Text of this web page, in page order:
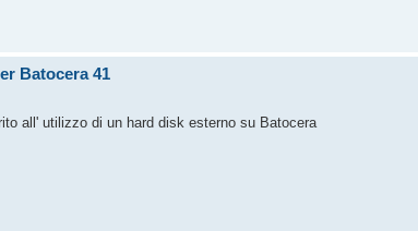
Batocera 41
all' utilizzo di un hard disk esterno su Batocera